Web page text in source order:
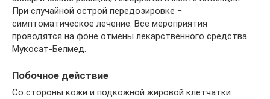
При случайной острой передозировке −
симптоматическое лечение. Все мероприятия
проводятся на фоне отмены лекарственного средства
Мукосат-Белмед.
Побочное действие
Со стороны кожи и подкожной жировой клетчатки: